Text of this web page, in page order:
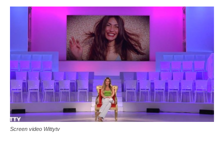
Screen video Wittytv